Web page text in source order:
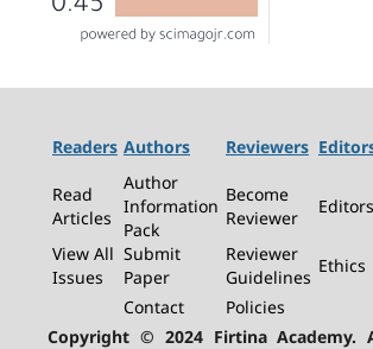
Readers Authors Reviewers
Read
Articles
Author
Information
Pack
Become
Reviewer
Editors
View All
Issues
Submit
Paper
Reviewer
Guidelines
Ethics
Contact
Policies
Copyright © 2024 Firtina Academy.